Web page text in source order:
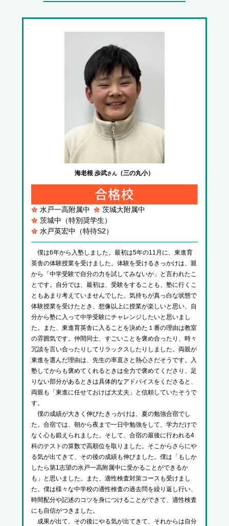
海老根 歩武さん （三の丸小）
水戸一高附属中
茨城大附属中
茨城中（特別奨学生）
水戸英宏中（特待S2）
僕は6年から入塾しました。最初は5年の11月に、東進育
英舎の体験授業を受けました。体験を受けるきっかけは、親
から「中学受験で自分の力を試してみないか」と言われたこ
とです。自分では、最初は、受験をすることも、塾に行くこ
ともあまり考えていませんでした。気持ちが真っ白な状態で
体験授業を受けたとき、想像以上に授業が楽しいと思い、自
分から塾に入って中学受験にチャレンジしたいと思いまし
た。また、東進育英舎に入ることを決めた１番の理由は教室
の雰囲気です。仲間同士、すごいことを褒め合ったり、時々
冗談を言い合ったりしてリラックスしたりしました。両親が
東進を選んだ理由は、先生の率直さと熱心さだそうです。入
塾してからも褒めてくれるときは全力で褒めてくださり、足
りない部分があるときは具体的なアドバイスをくださると、
両親も「東進に任せておけば大丈夫」と信頼していたそうで
す。
僕の成績が大きく伸びたきっかけは、夏の勉強合宿でし
た。合宿では、朝から夜まで一日中勉強をして、学力だけで
なく心も鍛えられました。そして、合宿の最後に行われる4
科のテストの算数で高順位を取りました。そこからさらにや
る気が出てきて、その後の成績も伸びました。僕は「もしか
したら第1志望の水戸一高附属中に受かることができるか
も」と思いました。また、適性検査対策コースも受けまし
た。僕は様々な中学校の適性検査の過去問を繰り返し行い、
時間配分や記述のコツを身につけることができて、適性検査
にも自信がつきました。
成果が出て、その後にやる気が出てきて、それからは自分